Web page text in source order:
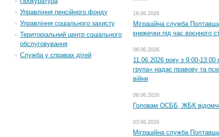
Управління пенсійного фонду
Управління соціального захисту
Територіальний центр соціального
обслуговування
Служба у справах дітей
16.06.2026
Міграційна служба
книжечки під час воєнного
08.06.2026
11.06.2026 року з 9:00-13:00
група» надає правову та
війни
08.06.2026
Головам ОСББ, ЖБК
03.06.2026
Міграційна служба